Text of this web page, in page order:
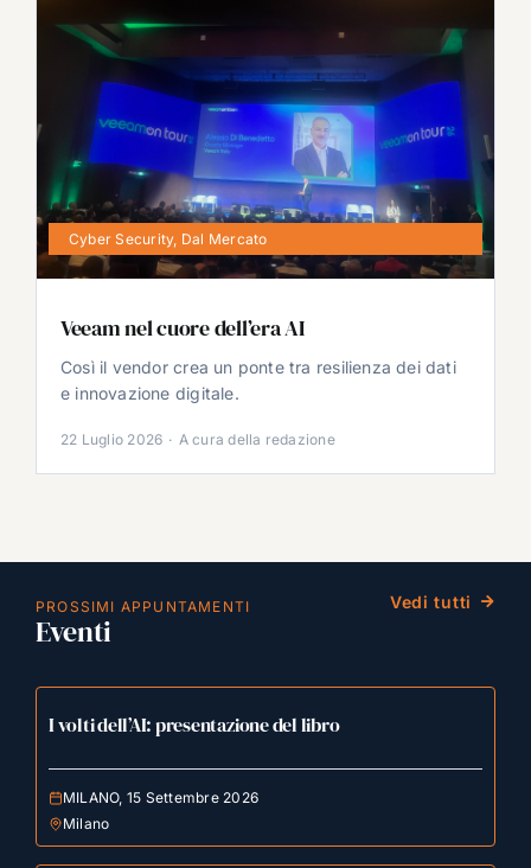
Cyber Security, Dal Mercato
Veeam nel cuore dell’era AI
Così il vendor crea un ponte tra resilienza dei dati
e innovazione digitale.
22 Luglio 2026 · A cura della redazione
PROSSIMI APPUNTAMENTI
Eventi
Vedi tutti
I volti dell’AI: presentazione del libro
MILANO, 15 Settembre 2026
Milano